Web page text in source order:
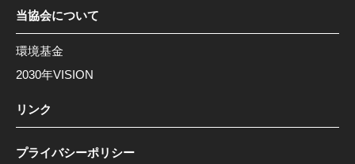
当協会について
環境基金
2030年VISION
リンク
プライバシーポリシー